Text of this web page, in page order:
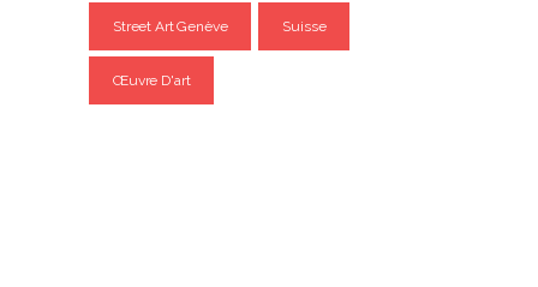
Street Art Genève Suisse
Œuvre D'art